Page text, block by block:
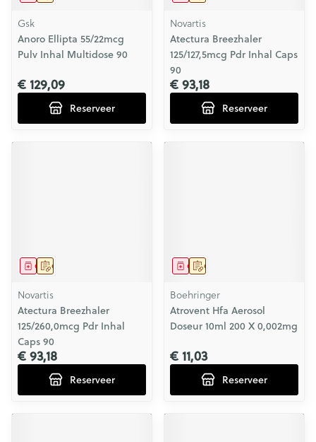
Gsk
Anoro Ellipta 55/22mcg
Pulv Inhal Multidose 90
€ 129,09
Reserveer
Novartis
Atectura Breezhaler
125/127,5mcg Pdr Inhal Caps
90
€ 93,18
Reserveer
Op voorschrift
Geneesmiddel
Novartis
Atectura Breezhaler
125/260,0mcg Pdr Inhal
Caps 90
€ 93,18
Reserveer
Op voorschrift
Geneesmiddel
Boehringer
Atrovent Hfa Aerosol
Doseur 10ml 200 X 0,002mg
€ 11,03
Reserveer